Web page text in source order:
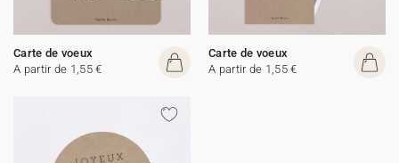
Carte de voeux
A partir de 1,55 €
Carte de voeux
A partir de 1,55 €